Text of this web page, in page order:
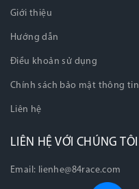
Giới thiệu
Hướng dẫn
Điều khoản sử dụng
Chính sách bảo mật thông tin
Liên hệ
LIÊN HỆ VỚI CHÚNG TÔI
Email: lienhe@84race.com